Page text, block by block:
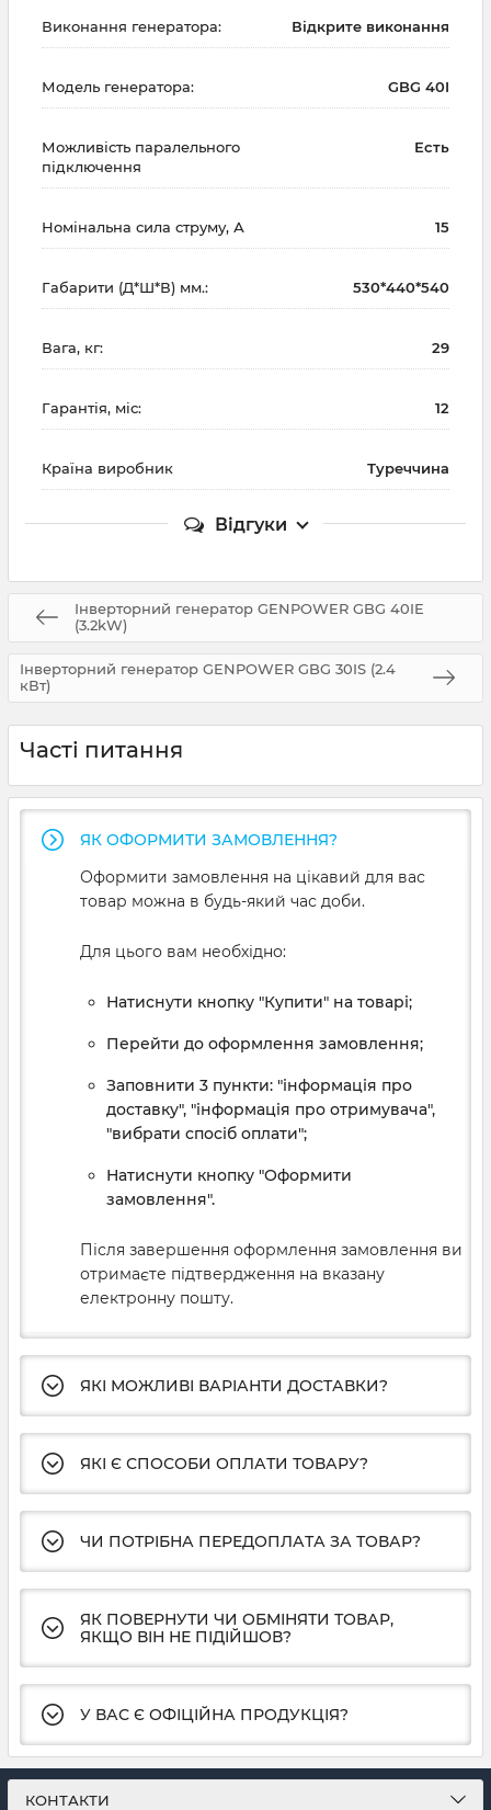
Виконання генератора: Відкрите виконання
Модель генератора: GBG 40I
Можливість паралельного
підключення
Есть
Номінальна сила струму, А 15
Габарити (Д*Ш*В) мм.: 530*440*540
Вага, кг: 29
Гарантія, міс: 12
Країна виробник Туреччина
Відгуки
Інверторний генератор GENPOWER GBG 40IE
(3.2kW)
Інверторний генератор GENPOWER GBG 30IS (2.4
кВт)
Часті питання
ЯК ОФОРМИТИ ЗАМОВЛЕННЯ?
Оформити замовлення на цікавий для вас
товар можна в будь-який час доби.
Для цього вам необхідно:
Натиснути кнопку "Купити" на товарі;
Перейти до оформлення замовлення;
Заповнити 3 пункти: "інформація про
доставку", "інформація про отримувача",
"вибрати спосіб оплати";
Натиснути кнопку "Оформити
замовлення".
Після завершення оформлення замовлення ви
отримаєте підтвердження на вказану
електронну пошту.
ЯКІ МОЖЛИВІ ВАРІАНТИ ДОСТАВКИ?
ЯКІ Є СПОСОБИ ОПЛАТИ ТОВАРУ?
ЧИ ПОТРІБНА ПЕРЕДОПЛАТА ЗА ТОВАР?
ЯК ПОВЕРНУТИ ЧИ ОБМІНЯТИ ТОВАР,
ЯКЩО ВІН НЕ ПІДІЙШОВ?
У ВАС Є ОФІЦІЙНА ПРОДУКЦІЯ?
КОНТАКТИ